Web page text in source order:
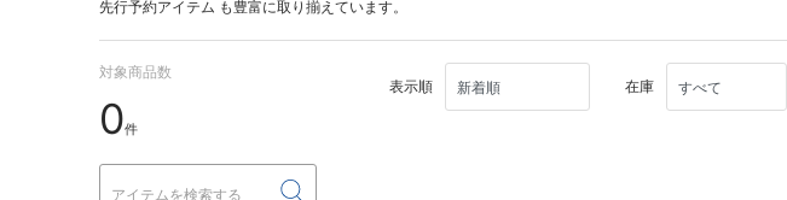
先行予約アイテム も豊富に取り揃えています。
対象商品数
0件
表示順 在庫